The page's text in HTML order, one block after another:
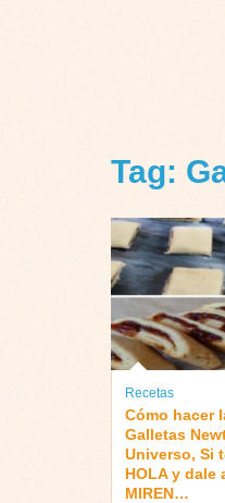
Tag:
Recetas
Cómo hacer
Galletas
Universo, Si
HOLA y dale
MIREN…